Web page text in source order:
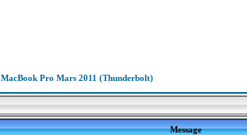
MacBook Pro Mars 2011 (Thunderbolt)
Message